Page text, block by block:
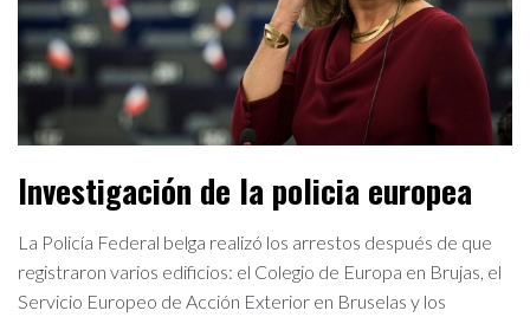
Investigación de la policia europea
La Policía Federal belga realizó los arrestos después de que
registraron varios edificios: el Colegio de Europa en Brujas, el
Servicio Europeo de Acción Exterior en Bruselas y los